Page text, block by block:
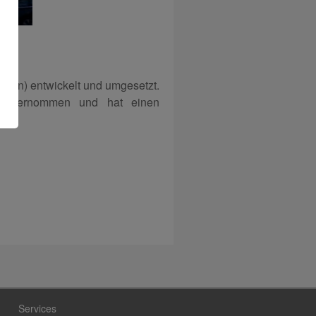
entwickelt und umgesetzt.
und hat einen
Services